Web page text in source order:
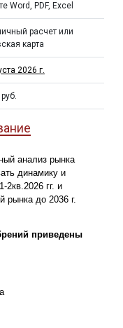
Word, PDF, Excel
расчет или
карта
2026 г.
анализ рынка
динамику и
2кв.2026 гг. и
рынка до 2036 г.
приведены